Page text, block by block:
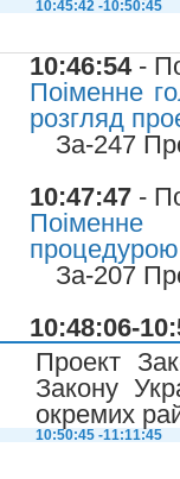
10:45:42 -10:50:45
10:46:54-
Поіменне
розгляд
За-247
10:47:47 -
Поіменне
За-207
10:48:06-
Проект
Закону
окремих
10:50:45 -11:11:45